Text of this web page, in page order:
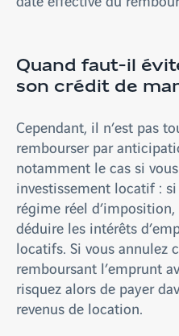
Quand faut-il
son crédit de
Cependant, il n’est pas
rembourser par
notamment le cas si
investissement locatif :
régime réel
déduire les intérêts
locatifs. Si vous annulez
remboursant l’emprunt
risquez alors de payer
revenus de location.